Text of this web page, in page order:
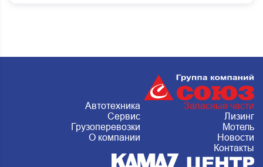
Автотехника
Запасные части
Сервис
Лизинг
Грузоперевозки
Мотель
О компании
Новости
Контакты